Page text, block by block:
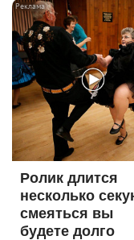
Ролик длится
несколько
смеяться вы
будете долго